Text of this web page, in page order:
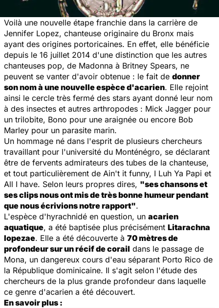
Voilà une nouvelle étape franchie dans la carrière de
Jennifer Lopez, chanteuse originaire du Bronx mais
ayant des origines portoricaines. En effet, elle bénéficie
depuis le 16 juillet 2014 d'une distinction que les autres
chanteuses pop, de Madonna à Britney Spears, ne
peuvent se vanter d'avoir obtenue : le fait de donner
son nom à une nouvelle espèce d'acarien. Elle rejoint
ainsi le cercle très fermé des stars ayant donné leur nom
à des insectes et autres arthropodes : Mick Jagger pour
un trilobite, Bono pour une araignée ou encore Bob
Marley pour un parasite marin.
Un hommage né dans l'esprit de plusieurs chercheurs
travaillant pour l'université du Monténégro, se déclarant
être de fervents admirateurs des tubes de la chanteuse,
et tout particulièrement de Ain't it funny, I Luh Ya Papi et
All I have. Selon leurs propres dires, "ses chansons et
ses clips nous ont mis de très bonne humeur pendant
que nous écrivions notre rapport".
L'espèce d'hyrachnidé en question, un acarien
aquatique, a été baptisée plus précisément Litarachna
lopezae. Elle a été découverte à 70 mètres de
profondeur sur un récif de corail dans le passage de
Mona, un dangereux cours d'eau séparant Porto Rico de
la République dominicaine. Il s'agit selon l'étude des
chercheurs de la plus grande profondeur dans laquelle
ce genre d'acarien a été découvert.
En savoir plus :